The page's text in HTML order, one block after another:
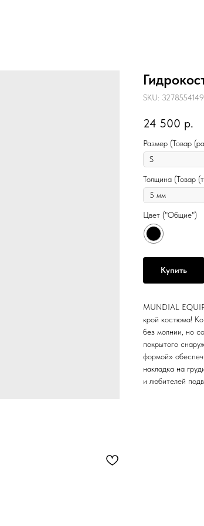
SKU:
24 500 р.
Размер (Товар
Толщина (Товар
Цвет ("Общие")
Купить
MUNDIAL
крой костюма!
без молнии, но
покрытого
формой»
накладка на
и любителей